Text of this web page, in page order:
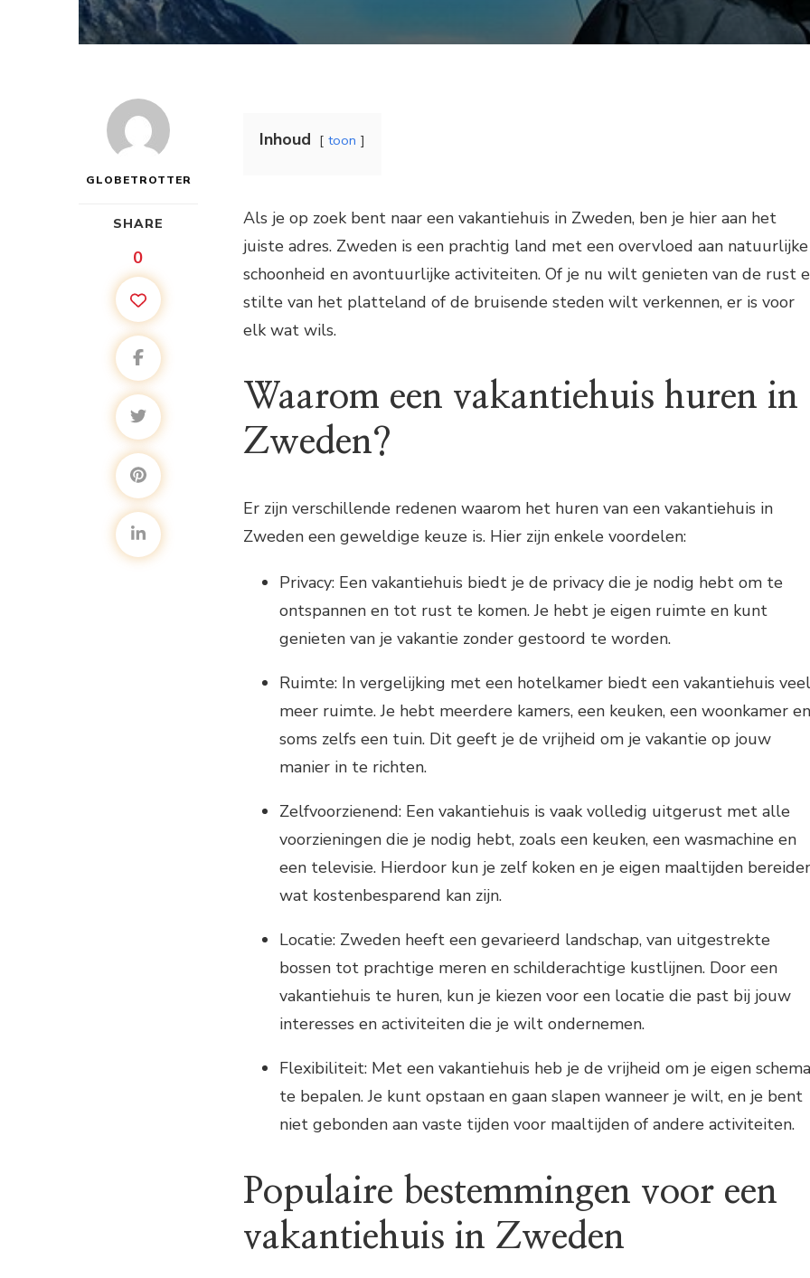
GLOBETROTTER
SHARE
0
Inhoud toon
Als je op zoek bent naar een vakantiehuis in Zweden, ben je hier aan het
juiste adres. Zweden is een prachtig land met een overvloed aan natuurlijke
schoonheid en avontuurlijke activiteiten. Of je nu wilt genieten van de rust
stilte van het platteland of de bruisende steden wilt verkennen, er is voor
elk wat wils.
Waarom een vakantiehuis huren in
Zweden?
Er zijn verschillende redenen waarom het huren van een vakantiehuis in
Zweden een geweldige keuze is. Hier zijn enkele voordelen:
Privacy: Een vakantiehuis biedt je de privacy die je nodig hebt om te
ontspannen en tot rust te komen. Je hebt je eigen ruimte en kunt
genieten van je vakantie zonder gestoord te worden.
Ruimte: In vergelijking met een hotelkamer biedt een vakantiehuis veel
meer ruimte. Je hebt meerdere kamers, een keuken, een woonkamer en
soms zelfs een tuin. Dit geeft je de vrijheid om je vakantie op jouw
manier in te richten.
Zelfvoorzienend: Een vakantiehuis is vaak volledig uitgerust met alle
voorzieningen die je nodig hebt, zoals een keuken, een wasmachine en
een televisie. Hierdoor kun je zelf koken en je eigen maaltijden
wat kostenbesparend kan zijn.
Locatie: Zweden heeft een gevarieerd landschap, van uitgestrekte
bossen tot prachtige meren en schilderachtige kustlijnen. Door een
vakantiehuis te huren, kun je kiezen voor een locatie die past bij jouw
interesses en activiteiten die je wilt ondernemen.
Flexibiliteit: Met een vakantiehuis heb je de vrijheid om je eigen schema
te bepalen. Je kunt opstaan en gaan slapen wanneer je wilt, en je bent
niet gebonden aan vaste tijden voor maaltijden of andere activiteiten.
Populaire bestemmingen voor een
vakantiehuis in Zweden